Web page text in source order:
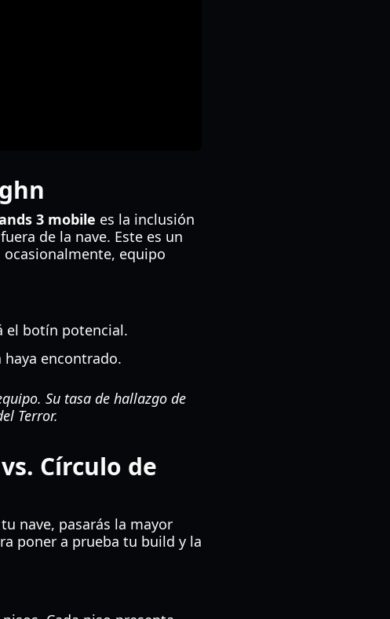
3 mobile es la inclusión
de la nave. Este es un
ocasionalmente, equipo
el botín potencial.
haya encontrado.
Su tasa de hallazgo de
Terror.
Círculo de
nave, pasarás la mayor
poner a prueba tu build y la